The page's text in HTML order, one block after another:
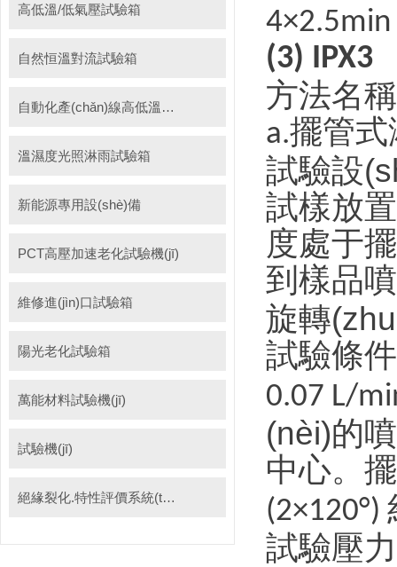
高低溫/低氣壓試驗箱
自然恒溫對流試驗箱
自動化產(chǎn)線高低溫試驗箱
溫濕度光照淋雨試驗箱
新能源專用設(shè)備
PCT高壓加速老化試驗機(jī)
維修進(jìn)口試驗箱
陽光老化試驗箱
萬能材料試驗機(jī)
試驗機(jī)
絕緣裂化.特性評價系統(tǒng)
4×2.5min
(3) IPX3
方法名
a.擺管式
試驗設
試樣放
度處于
到樣品
旋轉
試驗條
0.07 L/
(nèi)的
中心
(2×120°)
試驗壓